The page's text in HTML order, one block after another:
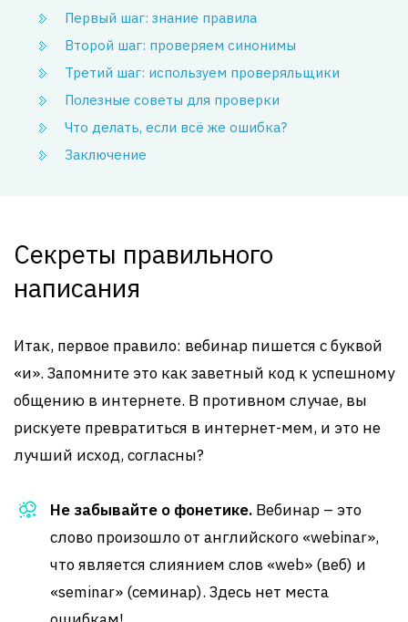
Первый шаг: знание правила
Второй шаг: проверяем синонимы
Третий шаг: используем проверяльщики
Полезные советы для проверки
Что делать, если всё же ошибка?
Заключение
Секреты правильного
написания
Итак, первое правило: вебинар пишется с буквой
«и». Запомните это как заветный код к успешному
общению в интернете. В противном случае, вы
рискуете превратиться в интернет-мем, и это не
лучший исход, согласны?
Не забывайте о фонетике. Вебинар – это
слово произошло от английского «webinar»,
что является слиянием слов «web» (веб) и
«seminar» (семинар). Здесь нет места